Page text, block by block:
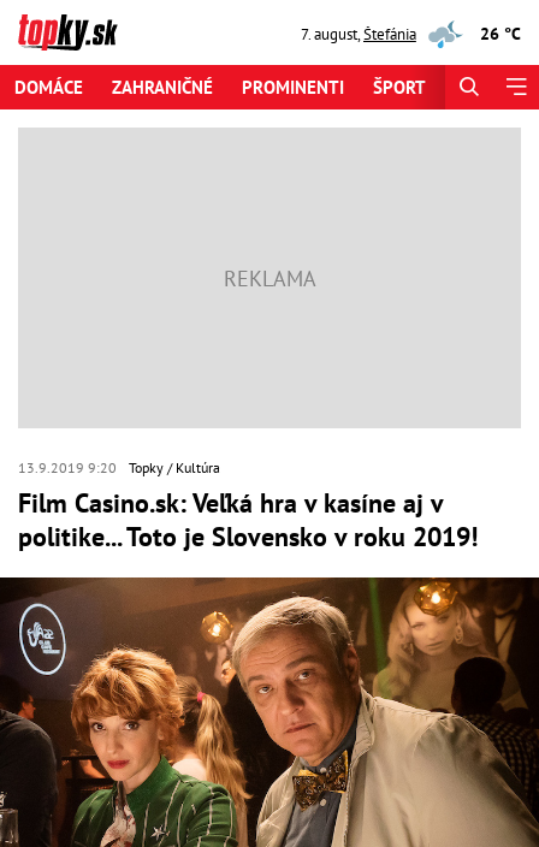
7. august,Štefánia 26 °C
DOMÁCE ZAHRANIČNÉ PROMINENTI ŠPORT
13.9.2019 9:20 Topky Kultúra
Film Casino.sk: Veľká hra v kasíne aj v
politike... Toto je Slovensko v roku 2019!